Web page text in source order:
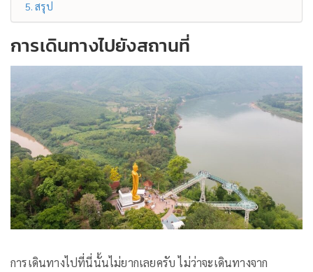
สรุป
การเดินทางไปยังสถานที่
การเดินทางไปที่นี่นั้นไม่ยากเลยครับ ไม่ว่าจะเดินทางจาก